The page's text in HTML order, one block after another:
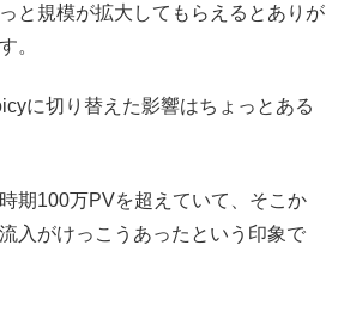
と規模が拡大してもらえるとありが
。
に切り替えた影響はちょっとある
期100万PVを超えていて、そこか
入がけっこうあったという印象で